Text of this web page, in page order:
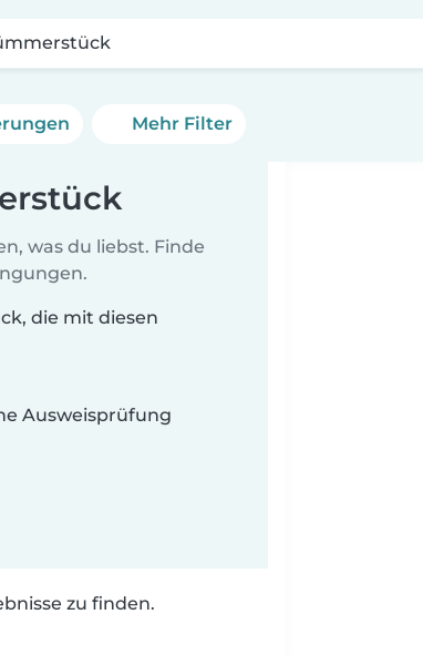
Mehr Filter
was du liebst. Finde
die mit diesen
Ausweisprüfung
zu finden.